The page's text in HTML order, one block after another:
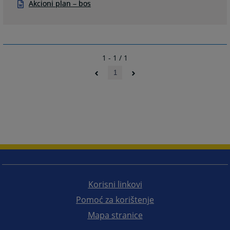
Akcioni plan – bos
1 - 1 / 1
1
Korisni linkovi
Pomoć za korištenje
Mapa stranice